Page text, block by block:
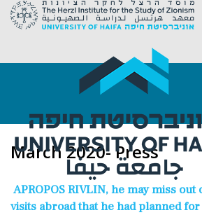
March 2020- Press
APROPOS RIVLIN, he may miss out
visits abroad that he had planned